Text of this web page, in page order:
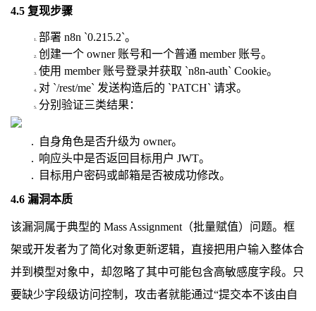
4.5 复现步骤
部署 n8n `0.215.2`。
创建一个 owner 账号和一个普通 member 账号。
使用 member 账号登录并获取 `n8n-auth` Cookie。
对 `/rest/me` 发送构造后的 `PATCH` 请求。
分别验证三类结果：
自身角色是否升级为 owner。
响应头中是否返回目标用户 JWT。
目标用户密码或邮箱是否被成功修改。
4.6 漏洞本质
该漏洞属于典型的 Mass Assignment（批量赋值）问题。框
架或开发者为了简化对象更新逻辑，直接把用户输入整体合
并到模型对象中，却忽略了其中可能包含高敏感度字段。只
要缺少字段级访问控制，攻击者就能通过“提交本不该由自